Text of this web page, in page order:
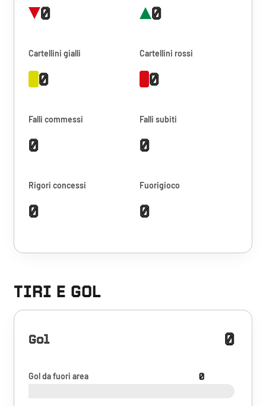
0 0
Cartellini gialli
0
Cartellini rossi
0
Falli commessi
0
Falli subiti
0
Rigori concessi
0
Fuorigioco
0
TIRI E GOL
Gol 0
Gol da fuori area 0